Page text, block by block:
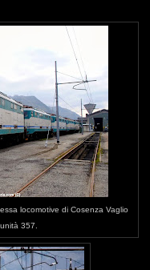
locomotive di Cosenza Vaglio
357.